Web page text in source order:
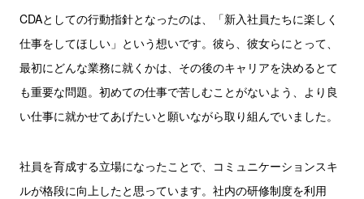
CDAとしての行動指針となったのは、「新入社員たちに楽しく
仕事をしてほしい」という想いです。彼ら、彼女らにとって、
最初にどんな業務に就くかは、その後のキャリアを決めるとて
も重要な問題。初めての仕事で苦しむことがないよう、より良
い仕事に就かせてあげたいと願いながら取り組んでいました。
社員を育成する立場になったことで、コミュニケーションスキ
ルが格段に向上したと思っています。社内の研修制度を利用